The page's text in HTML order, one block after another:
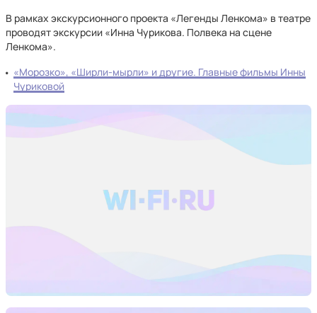
В рамках экскурсионного проекта «Легенды Ленкома» в театре
проводят экскурсии «Инна Чурикова. Полвека на сцене
Ленкома».
«Морозко», «Ширли-мырли» и другие. Главные фильмы Инны
Чуриковой